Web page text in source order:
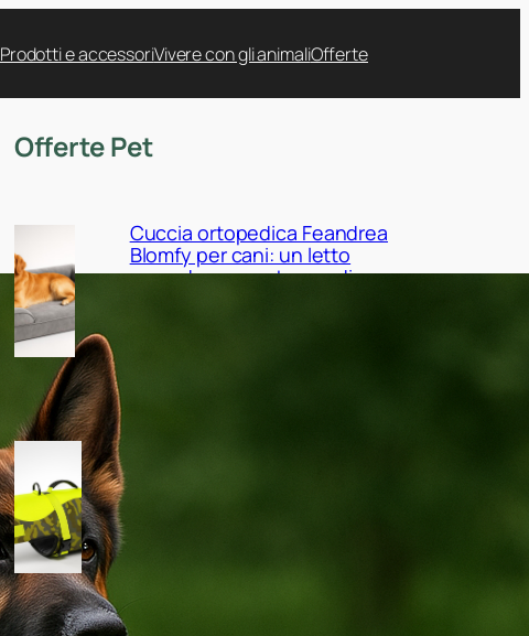
Prodotti e accessoriVivere con gli animaliOfferte
Offerte Pet
Cuccia ortopedica Feandrea
Blomfy per cani: un letto
comodo per sostegno di